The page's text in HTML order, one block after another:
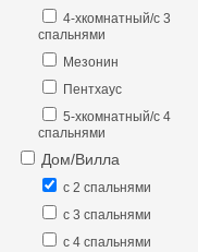
4-хкомнатный/с 3
спальнями
Мезонин
Пентхаус
5-хкомнатный/с 4
спальнями
Дом/Вилла
с 2 спальнями
с 3 спальнями
с 4 спальнями